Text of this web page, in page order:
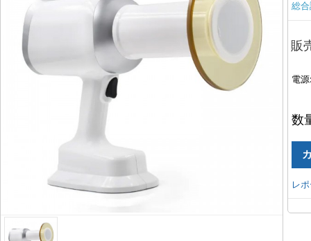
総
販
電源:
数
レ